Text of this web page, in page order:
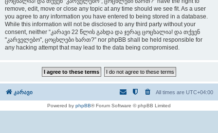
remove, edit, move or close any topic at any time should we see fit. As a user
you agree to any information you have entered to being stored in a database.
While this information will not be disclosed to any third party without your
consent, neither “კარავი 22 წლის გახდა და ჯერაც ცოცხალია! და თქვენ
"კარველებო", ცოცხლები ხართ?” nor phpBB shall be held responsible for
any hacking attempt that may lead to the data being compromised.
კარავი All times are UTC+04:00
Powered by phpBB® Forum Software © phpBB Limited